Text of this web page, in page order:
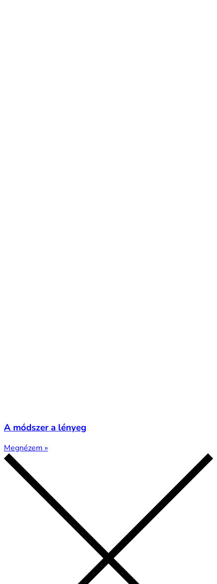
A módszer a lényeg
Megnézem »